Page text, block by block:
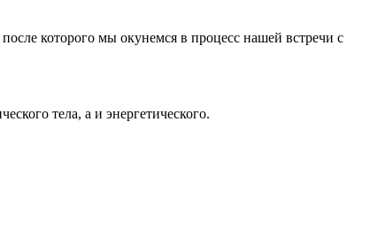
которого мы окунемся в процесс нашей встречи с
тела, а и энергетического.